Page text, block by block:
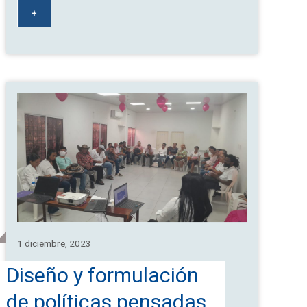
+
Diseño y formulación
1 diciembre, 2023